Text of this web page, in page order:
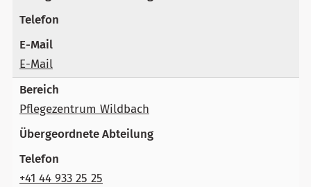
E-Mail
Pflegezentrum Wildbach
+41 44 933 25 25